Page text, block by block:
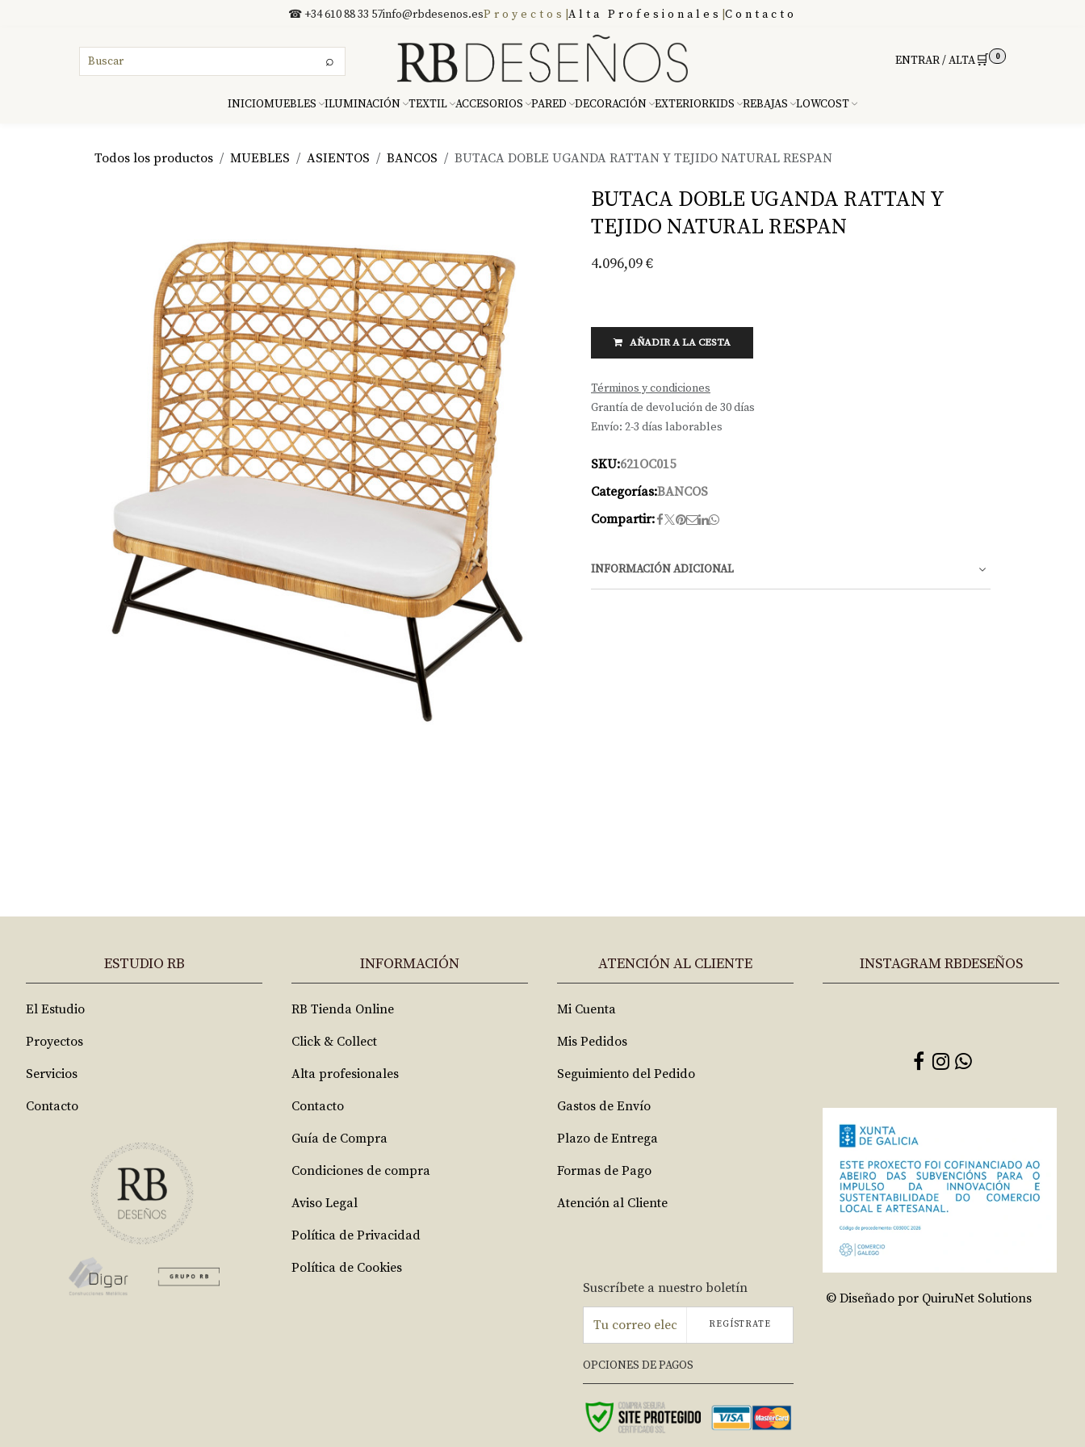
☎ +34 610 88 33 57info@rbdesenos.esProyectos Alta Profesionales Contacto
⌕ ENTRAR / ALTA🛒 0
INICIOMUEBLES ILUMINACIÓN TEXTIL ACCESORIOS PARED DECORACIÓN EXTERIORKIDS REBAJAS LOWCOST
Todos los productos MUEBLES ASIENTOS BANCOS BUTACA DOBLE UGANDA RATTAN Y TEJIDO NATURAL RESPAN
BUTACA DOBLE UGANDA RATTAN Y
TEJIDO NATURAL RESPAN
4.096,09€
AÑADIR A LA CESTA
Términos y condiciones
Grantía de devolución de 30 días
Envío: 2-3 días laborables
SKU:621OC015
Categorías:BANCOS
Compartir:
INFORMACIÓN ADICIONAL
ESTUDIO RB
El Estudio
Proyectos
Servicios
Contacto
INFORMACIÓN
RB Tienda Online
Click & Collect
Alta profesionales
Contacto
Guía de Compra
Condiciones de compra
Aviso Legal
Política de Privacidad
Política de Cookies
ATENCIÓN AL CLIENTE
Mi Cuenta
Mis Pedidos
Seguimiento del Pedido
Gastos de Envío
Plazo de Entrega
Formas de Pago
Atención al Cliente
Suscríbete a nuestro boletín
REGÍSTRATE
OPCIONES DE PAGOS
INSTAGRAM RBDESEÑOS
© Diseñado por QuiruNet Solutions